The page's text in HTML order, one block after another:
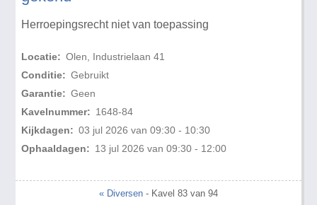
Herroepingsrecht niet van toepassing
Locatie: Olen, Industrielaan 41
Conditie: Gebruikt
Garantie: Geen
Kavelnummer: 1648-84
Kijkdagen: 03 jul 2026 van 09:30 - 10:30
Ophaaldagen: 13 jul 2026 van 09:30 - 12:00
« Diversen - Kavel 83 van 94